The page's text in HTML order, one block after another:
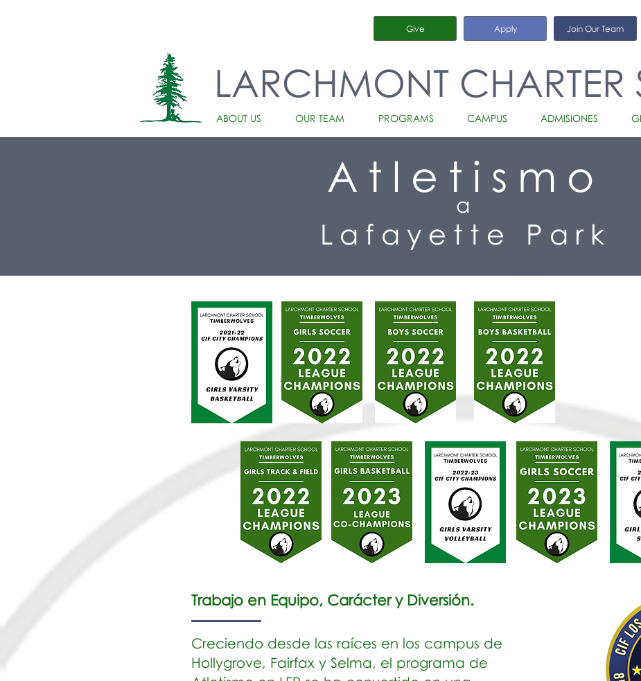
Apply Join Our Team
LARCHMONT
ABOUT US OUR TEAM PROGRAMS CAMPUS ADMISIONES
Give
Atletismo
a
Lafayette Park
Trabajo en Equipo, Carácter y Diversión.
Creciendo desde las raíces en los campus de
Hollygrove, Fairfax y Selma, el programa de